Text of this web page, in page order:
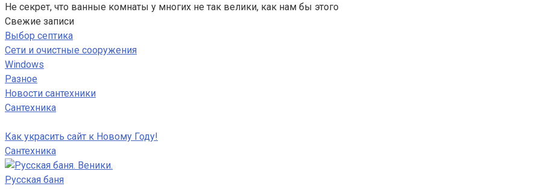
Не секрет, что ванные комнаты у многих не так велики, как нам бы этого
Свежие записи
Выбор септика
Сети и очистные сооружения
Windows
Разное
Новости сантехники
Сантехника
Как украсить сайт к Новому Году!
Сантехника
Русская баня